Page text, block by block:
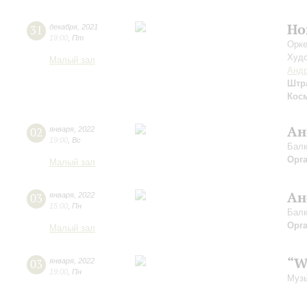
31 декабря 2021
19:00 Пт
Малый зал
02 января 2022
19:00 Вс
Малый зал
03 января 2022
15:00 Пн
Малый зал
03 января 2022
19:00 Пн